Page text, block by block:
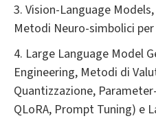
3. Vision-Language
Metodi Neuro-simbolici
4. Large Language Model
Engineering, Metodi di
Quantizzazione,
QLoRA, Prompt Tuning) e